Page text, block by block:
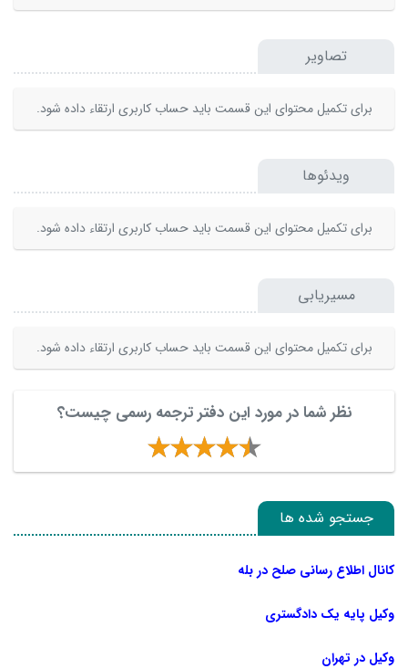
تصاویر
برای تکمیل محتوای این قسمت باید حساب کاربری ارتقاء داده شود.
ویدئوها
برای تکمیل محتوای این قسمت باید حساب کاربری ارتقاء داده شود.
مسیریابی
برای تکمیل محتوای این قسمت باید حساب کاربری ارتقاء داده شود.
نظر شما در مورد این دفتر ترجمه رسمی چیست؟
جستجو شده ها
کانال اطلاع رسانی صلح در بله
وکیل پایه یک دادگستری
وکیل در تهران